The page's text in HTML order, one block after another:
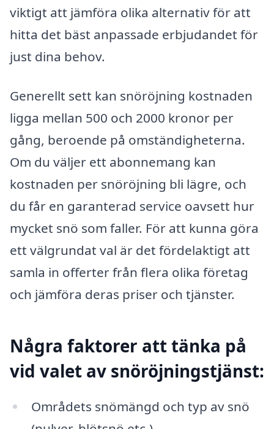
viktigt att jämföra olika alternativ för att
hitta det bäst anpassade erbjudandet för
just dina behov.
Generellt sett kan snöröjning kostnaden
ligga mellan 500 och 2000 kronor per
gång, beroende på omständigheterna.
Om du väljer ett abonnemang kan
kostnaden per snöröjning bli lägre, och
du får en garanterad service oavsett hur
mycket snö som faller. För att kunna göra
ett välgrundat val är det fördelaktigt att
samla in offerter från flera olika företag
och jämföra deras priser och tjänster.
Några faktorer att tänka på
vid valet av snöröjningstjänst:
Områdets snömängd och typ av snö